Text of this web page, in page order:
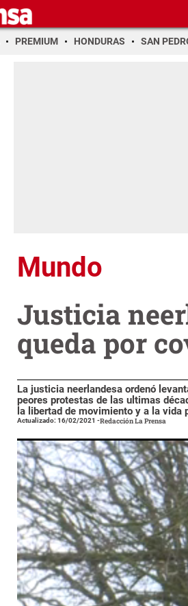
PREMIUM HONDURAS SAN
Mundo
Justicia
queda por
La justicia neerlandesa ordenó
peores protestas de las ultimas
la libertad de movimiento y a la vida
Actualizado: 16/02/2021 -Redacción La Prensa